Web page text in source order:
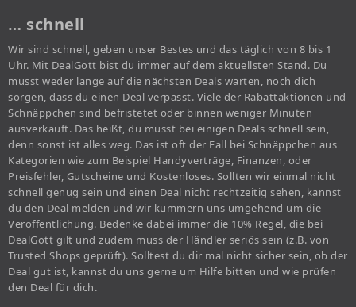
… schnell
Wir sind schnell, geben unser Bestes und das täglich von 8 bis 1
Uhr. Mit DealGott bist du immer auf dem aktuellsten Stand. Du
musst weder lange auf die nächsten Deals warten, noch dich
sorgen, dass du einen Deal verpasst. Viele der Rabattaktionen und
Schnäppchen sind befristetet oder binnen weniger Minuten
ausverkauft. Das heißt, du musst bei einigen Deals schnell sein,
denn sonst ist alles weg. Das ist oft der Fall bei Schnäppchen aus
Kategorien wie zum Beispiel Handyverträge, Finanzen, oder
Preisfehler, Gutscheine und Kostenloses. Sollten wir einmal nicht
schnell genug sein und einen Deal nicht rechtzeitig sehen, kannst
du den Deal melden und wir kümmern uns umgehend um die
Veröffentlichung. Bedenke dabei immer die 10% Regel, die bei
DealGott gilt und zudem muss der Händler seriös sein (z.B. von
Trusted Shops geprüft). Solltest du dir mal nicht sicher sein, ob der
Deal gut ist, kannst du uns gerne um Hilfe bitten und wie prüfen
den Deal für dich.